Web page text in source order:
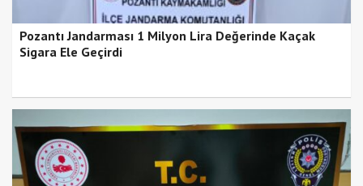
Pozantı Jandarması 1 Milyon Lira Değerinde Kaçak
Sigara Ele Geçirdi